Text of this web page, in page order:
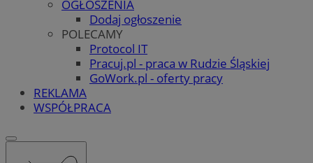
OGŁOSZENIA
Dodaj ogłoszenie
POLECAMY
Protocol IT
Pracuj.pl - praca w Rudzie Śląskiej
GoWork.pl - oferty pracy
REKLAMA
WSPÓŁPRACA